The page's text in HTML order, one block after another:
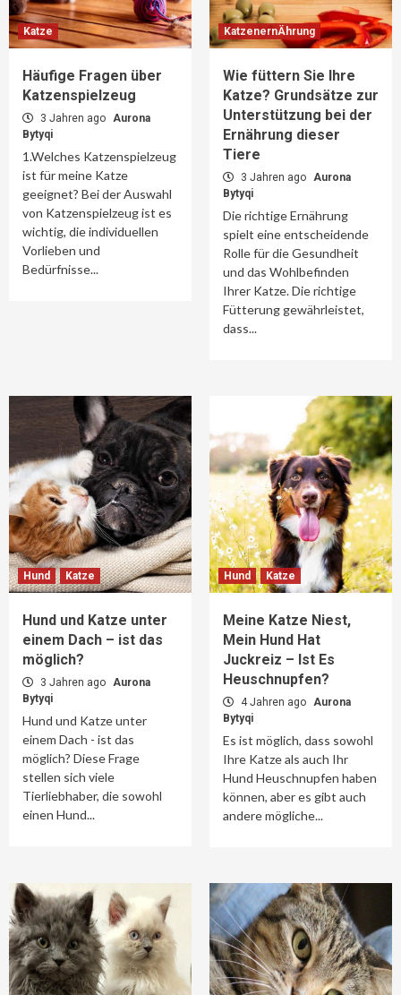
Katze
Häufige Fragen über
Katzenspielzeug
3 Jahren ago Aurona
Bytyqi
1.Welches Katzenspielzeug
ist für meine Katze
geeignet? Bei der Auswahl
von Katzenspielzeug ist es
wichtig, die individuellen
Vorlieben und
Bedürfnisse...
KatzenernÄhrung
Wie füttern Sie Ihre
Katze? Grundsätze zur
Unterstützung bei der
Ernährung dieser
Tiere
3 Jahren ago Aurona
Bytyqi
Die richtige Ernährung
spielt eine entscheidende
Rolle für die Gesundheit
und das Wohlbefinden
Ihrer Katze. Die richtige
Fütterung gewährleistet,
dass...
Hund Katze
Hund und Katze unter
einem Dach – ist das
möglich?
3 Jahren ago Aurona
Bytyqi
Hund und Katze unter
einem Dach - ist das
möglich? Diese Frage
stellen sich viele
Tierliebhaber, die sowohl
einen Hund...
Hund Katze
Meine Katze Niest,
Mein Hund Hat
Juckreiz – Ist Es
Heuschnupfen?
4 Jahren ago Aurona
Bytyqi
Es ist möglich, dass sowohl
Ihre Katze als auch Ihr
Hund Heuschnupfen haben
können, aber es gibt auch
andere mögliche...